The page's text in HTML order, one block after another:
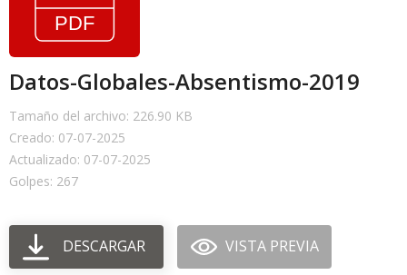
Datos-Globales-Absentismo-2019
Tamaño del archivo: 226.90 KB
Creado: 07-07-2025
Actualizado: 07-07-2025
Golpes: 267
DESCARGAR VISTA PREVIA